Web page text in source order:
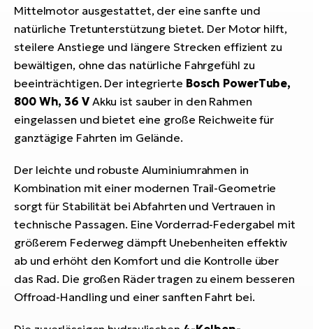
Mittelmotor ausgestattet, der eine sanfte und
natürliche Tretunterstützung bietet. Der Motor hilft,
steilere Anstiege und längere Strecken effizient zu
bewältigen, ohne das natürliche Fahrgefühl zu
beeinträchtigen. Der integrierte Bosch PowerTube,
800 Wh, 36 VAkku ist sauber in den Rahmen
eingelassen und bietet eine große Reichweite für
ganztägige Fahrten im Gelände.
Der leichte und robuste Aluminiumrahmen in
Kombination mit einer modernen Trail-Geometrie
sorgt für Stabilität bei Abfahrten und Vertrauen in
technische Passagen. Eine Vorderrad-Federgabel mit
größerem Federweg dämpft Unebenheiten effektiv
ab und erhöht den Komfort und die Kontrolle über
das Rad. Die großen Räder tragen zu einem besseren
Offroad-Handling und einer sanften Fahrt bei.